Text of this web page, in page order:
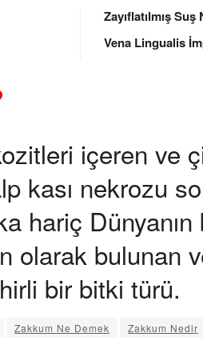
Zayıflatılmış Suş
Vena Lingualis
içeren ve
kası nekrozu
hariç Dünyanın
olarak bulunan
bir bitki türü.
Zakkum Ne Demek Zakkum Nedir